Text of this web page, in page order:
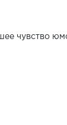
чувство